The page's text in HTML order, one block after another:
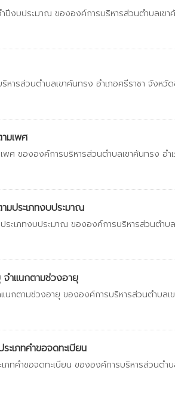
งบประมาณ ขององค์การบริหารส่วนตำบลเขา
ารส่วนตำบลเขาคันทรง อำเภอศรีราชา จังหวั
มเพศ
ศ ขององค์การบริหารส่วนตำบลเขาคันทรง อำ
มประเภทงบประมาณ
ะเภทงบประมาณ ขององค์การบริหารส่วนตำบ
ำแนกตามช่วงอายุ
กตามช่วงอายุ ขององค์การบริหารส่วนตำบลเ
เภทคำขอจดทะเบียน
ทคำขอจดทะเบียน ขององค์การบริหารส่วนตำ